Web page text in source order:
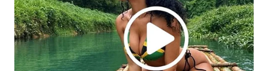
WAHANA
LISTRIK
WAHANA
TRAVEL